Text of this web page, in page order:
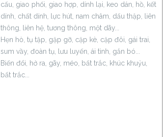
cấu, giao phối, giao hợp, dính lại, keo dán, hồ, kết
dính, chất dính, lực hút, nam châm, dấu thập, liên
thông, liên hệ, tương thông, một dãy...
Hẹn hò, tụ tập, gặp gỡ, cặp kè, cặp đôi, gái trai,
sum vầy, đoàn tụ, lưu luyến, ái tình, gắn bó...
Biến đổi, hở ra, gãy, méo, bất trắc, khúc khuỷu,
bất trắc...